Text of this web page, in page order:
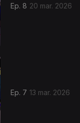
Ep. 8 20 mar. 2026
Ep. 7 13 mar. 2026